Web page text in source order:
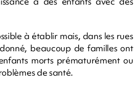
à établir mais, dans les rues
beaucoup de familles ont
morts prématurément ou
de santé.